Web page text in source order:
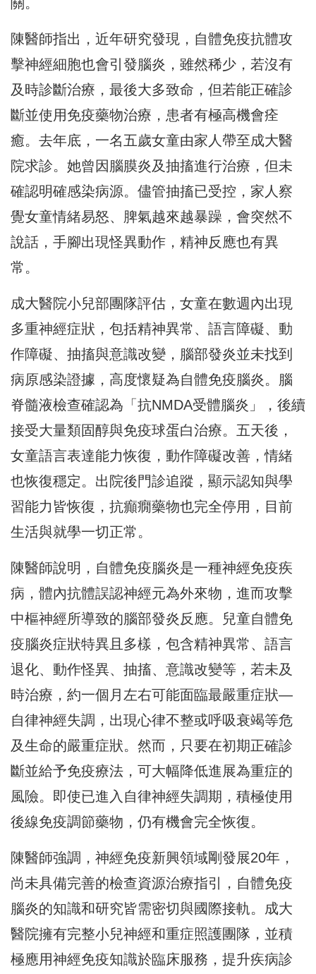
陳醫師指出，近年研究發現，自體免疫抗體攻
擊神經細胞也會引發腦炎，雖然稀少，若沒有
及時診斷治療，最後大多致命，但若能正確診
斷並使用免疫藥物治療，患者有極高機會痊
癒。去年底，一名五歲女童由家人帶至成大醫
院求診。她曾因腦膜炎及抽搐進行治療，但未
確認明確感染病源。儘管抽搐已受控，家人察
覺女童情緒易怒、脾氣越來越暴躁，會突然不
說話，手腳出現怪異動作，精神反應也有異
常。
成大醫院小兒部團隊評估，女童在數週內出現
多重神經症狀，包括精神異常、語言障礙、動
作障礙、抽搐與意識改變，腦部發炎並未找到
病原感染證據，高度懷疑為自體免疫腦炎。腦
脊髓液檢查確認為「抗NMDA受體腦炎」，後續
接受大量類固醇與免疫球蛋白治療。五天後，
女童語言表達能力恢復，動作障礙改善，情緒
也恢復穩定。出院後門診追蹤，顯示認知與學
習能力皆恢復，抗癲癇藥物也完全停用，目前
生活與就學一切正常。
陳醫師說明，自體免疫腦炎是一種神經免疫疾
病，體內抗體誤認神經元為外來物，進而攻擊
中樞神經所導致的腦部發炎反應。兒童自體免
疫腦炎症狀特異且多樣，包含精神異常、語言
退化、動作怪異、抽搐、意識改變等，若未及
時治療，約一個月左右可能面臨最嚴重症狀—
自律神經失調，出現心律不整或呼吸衰竭等危
及生命的嚴重症狀。然而，只要在初期正確診
斷並給予免疫療法，可大幅降低進展為重症的
風險。即使已進入自律神經失調期，積極使用
後線免疫調節藥物，仍有機會完全恢復。
陳醫師強調，神經免疫新興領域剛發展20年，
尚未具備完善的檢查資源治療指引，自體免疫
腦炎的知識和研究皆需密切與國際接軌。成大
醫院擁有完整小兒神經和重症照護團隊，並積
極應用神經免疫知識於臨床服務，提升疾病診